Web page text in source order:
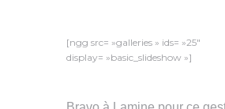
[ngg src= »galleries » ids= »25″
display= »basic_slideshow »]